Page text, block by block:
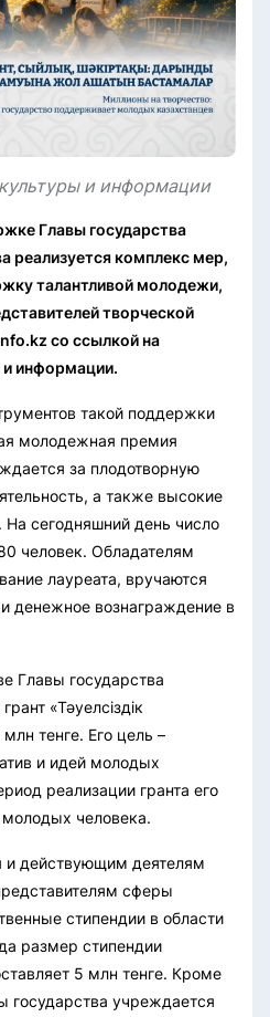
и информации
Главы государства
комплекс мер,
талантливой молодежи,
творческой
со ссылкой на
и информации.
такой поддержки
молодежная премия
за плодотворную
а также высокие
сегодняшний день число
человек. Обладателям
лауреата, вручаются
денежное вознаграждение в
Главы государства
«Тәуелсіздік
тенге. Его цель –
и идей молодых
реализации гранта его
человека.
и действующим деятелям
сферы
стипендии в области
размер стипендии
5 млн тенге. Кроме
государства учреждается